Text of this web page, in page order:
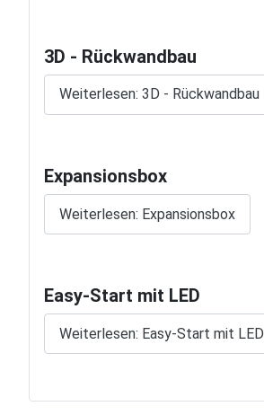
3D - Rückwandbau
Weiterlesen: 3D - Rückwandbau
Expansionsbox
Weiterlesen: Expansionsbox
Easy-Start mit LED
Weiterlesen: Easy-Start mit LED